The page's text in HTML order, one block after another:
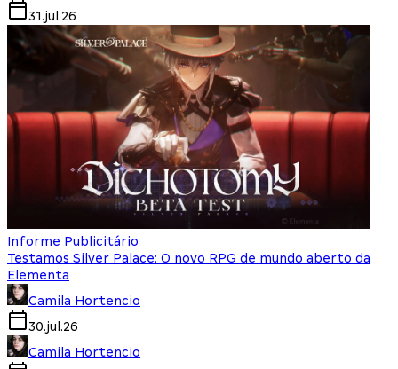
31.jul.26
Informe Publicitário
Testamos Silver Palace: O novo RPG de mundo aberto da
Elementa
Camila Hortencio
30.jul.26
Camila Hortencio